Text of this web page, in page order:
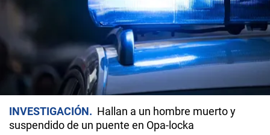
INVESTIGACIÓN
Hallan a un hombre muerto y
suspendido de un puente en Opa-locka